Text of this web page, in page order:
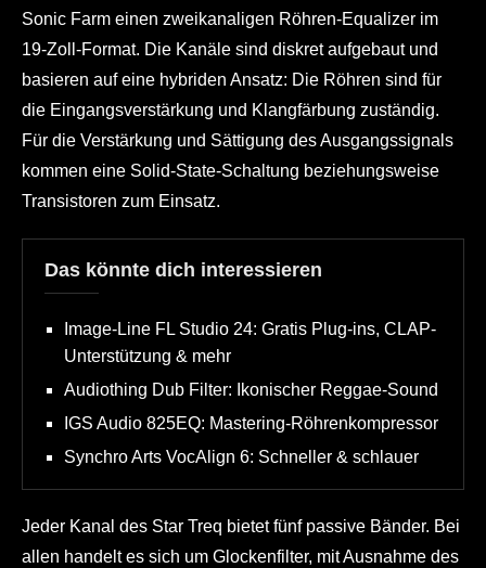
Sonic Farm einen zweikanaligen Röhren-Equalizer im
19-Zoll-Format. Die Kanäle sind diskret aufgebaut und
basieren auf eine hybriden Ansatz: Die Röhren sind für
die Eingangsverstärkung und Klangfärbung zuständig.
Für die Verstärkung und Sättigung des Ausgangssignals
kommen eine Solid-State-Schaltung beziehungsweise
Transistoren zum Einsatz.
Das könnte dich interessieren
Image-Line FL Studio 24: Gratis Plug-ins, CLAP-
Unterstützung & mehr
Audiothing Dub Filter: Ikonischer Reggae-Sound
IGS Audio 825EQ: Mastering-Röhrenkompressor
Synchro Arts VocAlign 6: Schneller & schlauer
Jeder Kanal des Star Treq bietet fünf passive Bänder. Bei
allen handelt es sich um Glockenfilter, mit Ausnahme des